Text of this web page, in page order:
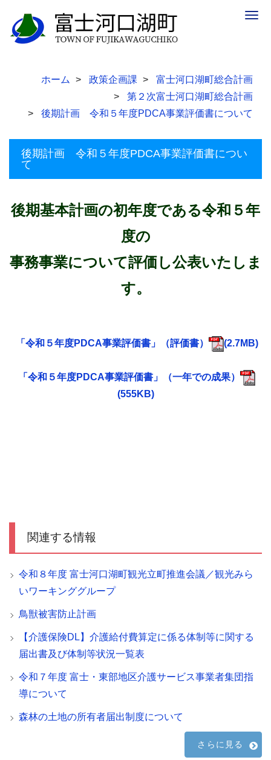
ホーム 政策企画課
富士河口湖町総合計画
第２次富士河口湖町総合計画
後期計画 令和５年度PDCA事業評価書について
後期計画 令和５年度PDCA事業評価書につい
て
後期基本計画の初年度である令和５年
度の
事務事業について評価し公表いたしま
す。
「令和５年度PDCA事業評価書」（評価書） (2.7MB)
「令和５年度PDCA事業評価書」（一年での成果）
(555KB)
関連する情報
令和８年度 富士河口湖町観光立町推進会議／観光みら
いワーキンググループ
鳥獣被害防止計画
【介護保険DL】介護給付費算定に係る体制等に関する
届出書及び体制等状況一覧表
令和７年度 富士・東部地区介護サービス事業者集団指
導について
森林の土地の所有者届出制度について
さらに見る